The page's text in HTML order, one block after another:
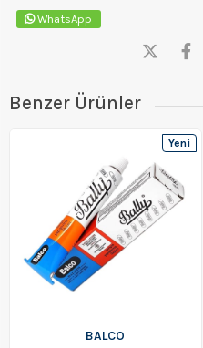
WhatsApp
Benzer Ürünler
BALCO
Yeni